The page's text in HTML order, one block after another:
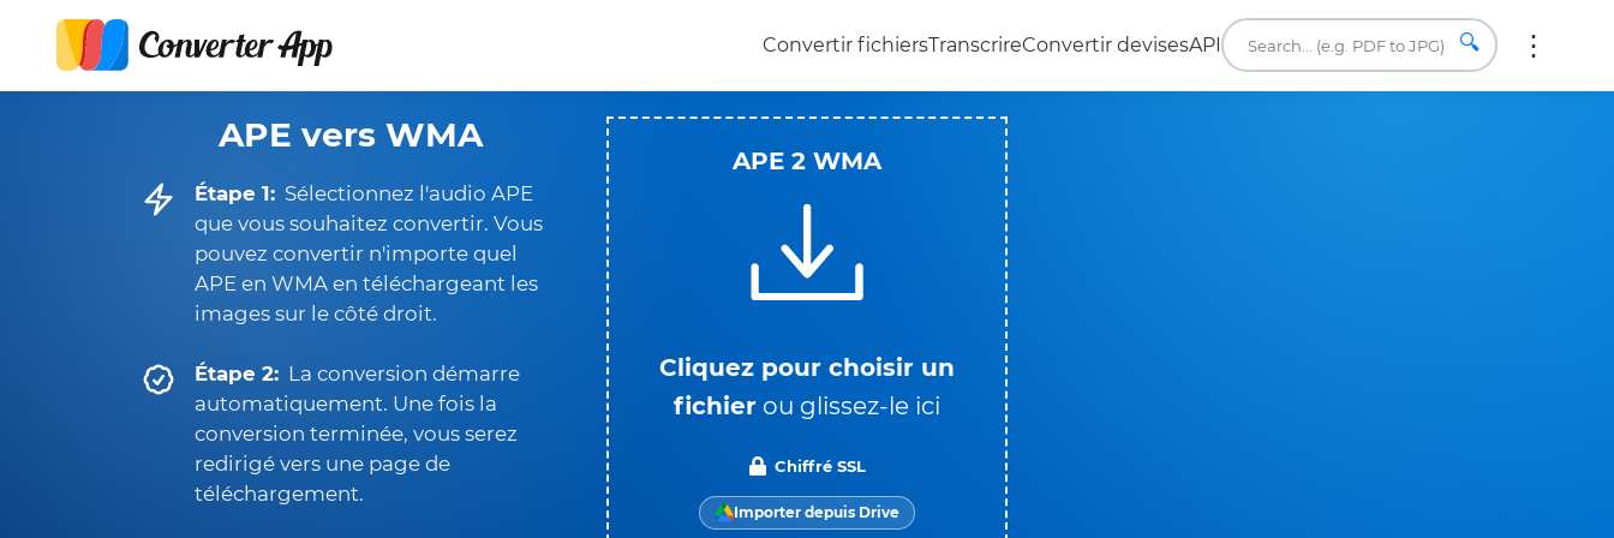
Convertir fichiersTranscrireConvertir devisesAPI 🔍
APE vers WMA
Étape 1: Sélectionnez l'audio APE
que vous souhaitez convertir. Vous
pouvez convertir n'importe quel
APE en WMA en téléchargeant les
images sur le côté droit.
Étape 2: La conversion démarre
automatiquement. Une fois la
conversion terminée, vous serez
redirigé vers une page de
téléchargement.
APE 2 WMA
Cliquez pour choisir un
fichier ou glissez-le ici
Chiffré SSL
Importer depuis Drive